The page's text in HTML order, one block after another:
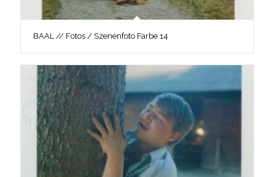
BAAL // Fotos / Szenenfoto Farbe 14